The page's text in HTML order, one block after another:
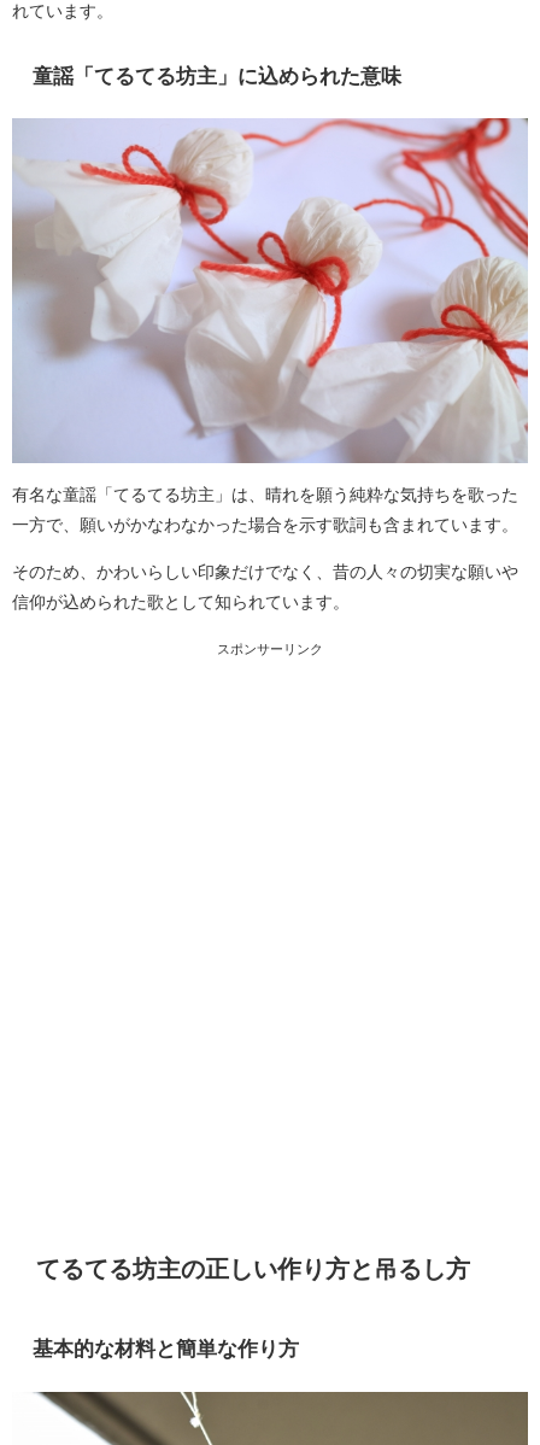
れています。
童謡「てるてる坊主」に込められた意味
有名な童謡「てるてる坊主」は、晴れを願う純粋な気持ちを歌った
一方で、願いがかなわなかった場合を示す歌詞も含まれています。
そのため、かわいらしい印象だけでなく、昔の人々の切実な願いや
信仰が込められた歌として知られています。
スポンサーリンク
てるてる坊主の正しい作り方と吊るし方
基本的な材料と簡単な作り方